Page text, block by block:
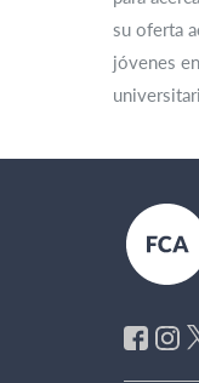
su oferta
jóvenes